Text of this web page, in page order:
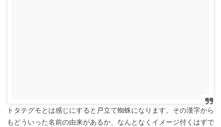
トタテグモとは感じにすると戸立て蜘蛛になります。その漢字から
もどういった名前の由来があるか、なんとなくイメージ付くはずで